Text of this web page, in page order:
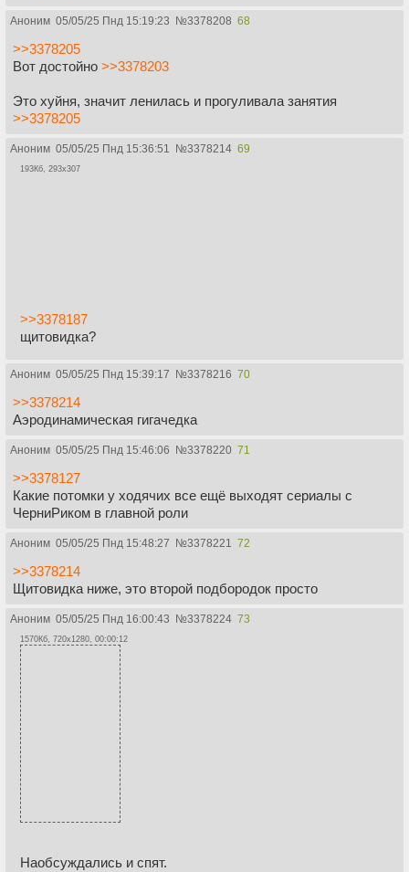
Аноним 05/05/25 Пнд 15:19:23 №3378208 68
>>3378205
Вот достойно >>3378203
Это хуйня, значит ленилась и прогуливала занятия
>>3378205
Аноним 05/05/25 Пнд 15:36:51 №3378214 69
193Кб, 293x307
>>3378187
щитовидка?
Аноним 05/05/25 Пнд 15:39:17 №3378216 70
>>3378214
Аэродинамическая гигачедка
Аноним 05/05/25 Пнд 15:46:06 №3378220 71
>>3378127
Какие потомки у ходячих все ещё выходят сериалы с
ЧерниРиком в главной роли
Аноним 05/05/25 Пнд 15:48:27 №3378221 72
>>3378214
Щитовидка ниже, это второй подбородок просто
Аноним 05/05/25 Пнд 16:00:43 №3378224 73
1570Кб, 720x1280, 00:00:12
Наобсуждались и спят.